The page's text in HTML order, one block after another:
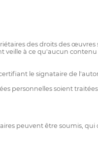
des droits des œuvres
à ce qu'aucun
le signataire de
personnelles soient
peuvent être soumis, qui